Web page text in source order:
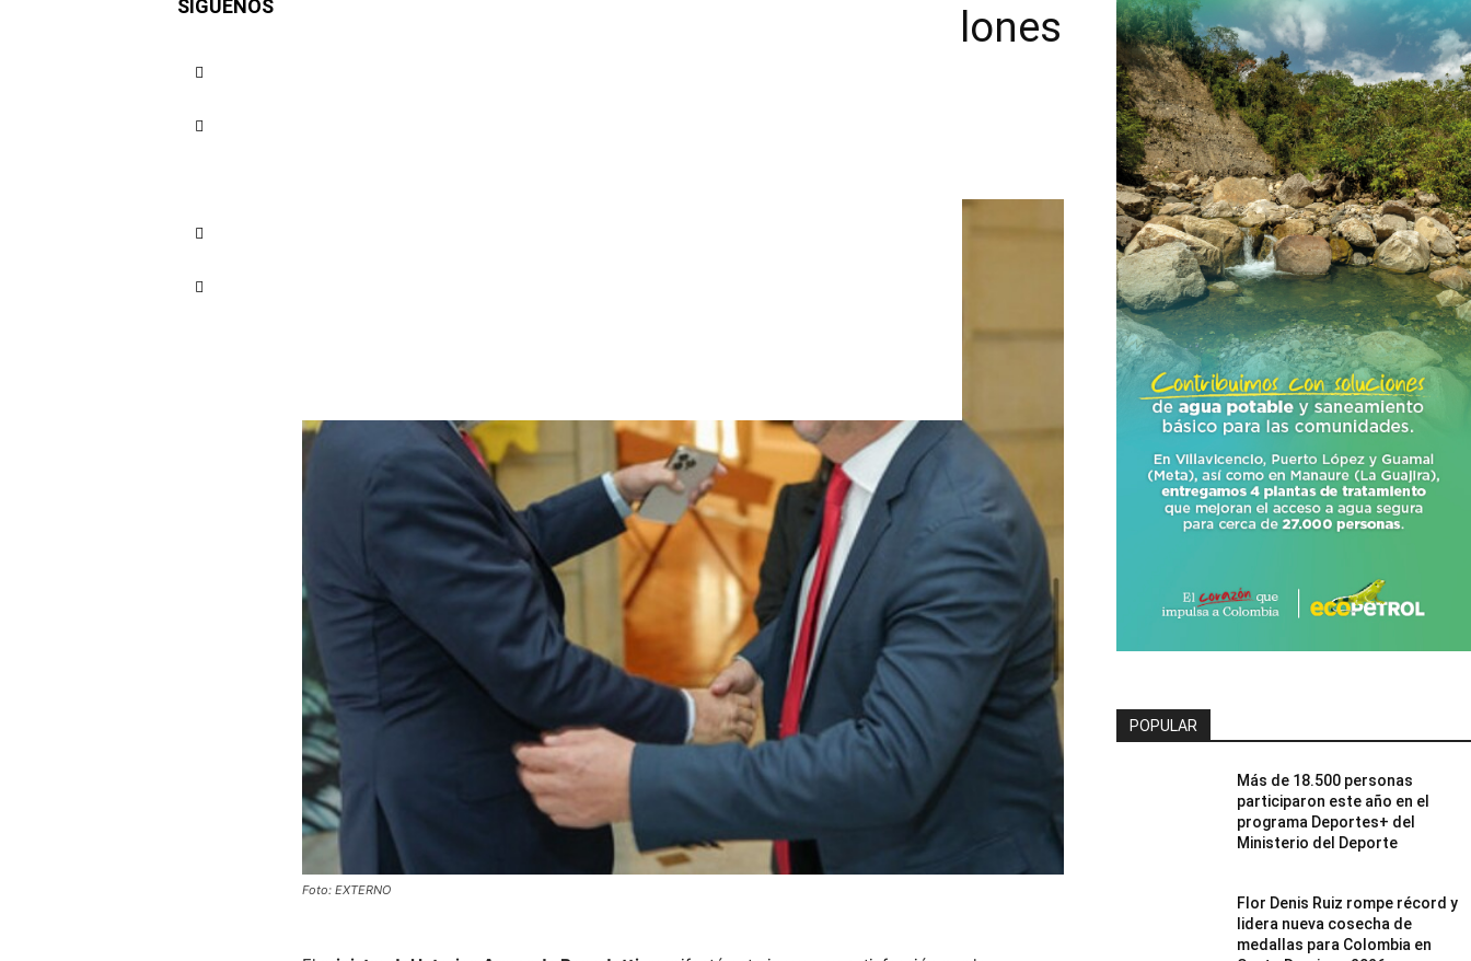
Presupuesto Nacional de $546,9 billones
Foto: EXTERNO
POPULAR
Más de 18.500 personas
participaron este año en el
programa Deportes+ del
Ministerio del Deporte
Flor Denis Ruiz rompe récord y
lidera nueva cosecha de
medallas para Colombia en
SÍGUENOS